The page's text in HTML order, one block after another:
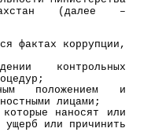
(далее –
фактах коррупции,
контрольных
положением и
лицами;
наносят или
ущерб или причинить